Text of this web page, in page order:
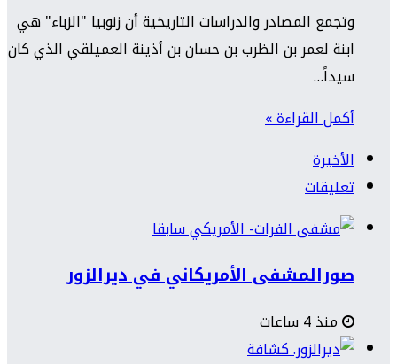
وتجمع المصادر والدراسات التاريخية أن زنوبيا "الزباء" هي
ابنة لعمر بن الظرب بن حسان بن أذينة العميلقي الذي كان
سيداً…
أكمل القراءة »
الأخيرة
تعليقات
صورالمشفى الأمريكاني في ديرالزور
منذ 4 ساعات